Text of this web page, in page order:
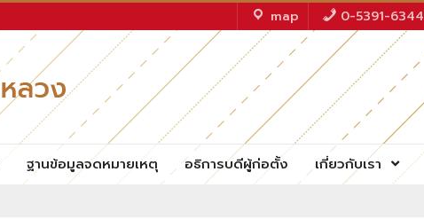
map 0-5391-6344
ฐานข้อมูลจดหมายเหตุ อธิการบดีผู้ก่อตั้ง เกี่ยวกับเรา